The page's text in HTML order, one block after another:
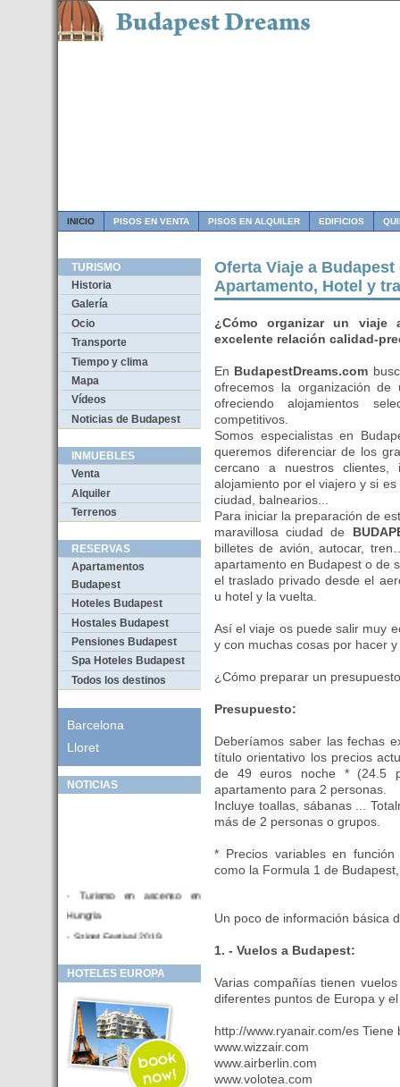
INICIO PISOS EN VENTA PISOS EN ALQUILER EDIFICIOS
TURISMO
Historia
Galería
Ocio
Transporte
Tiempo y clima
Mapa
Vídeos
Noticias de Budapest
INMUEBLES
Venta
Alquiler
Terrenos
RESERVAS
Apartamentos
Budapest
Hoteles Budapest
Hostales Budapest
Pensiones Budapest
Spa Hoteles Budapest
Todos los destinos
Barcelona
Lloret
NOTICIAS
- Turismo en ascenso en
Hungria
- Sziget Festival 2019
Hotel en venta en zona PRIME
- Inversor para hotel
- Hotel en venta Budapest
- Budapest y Cracovia, las
ciudades de moda en 2018
HOTELES EUROPA
Oferta Viaje a
Apartamento, Hotel y
¿Cómo organizar un
excelente relación calidad-
En BudapestDreams.com
ofrecemos la organización
ofreciendo alojamientos
competitivos.
Somos especialistas en
queremos diferenciar de los
cercano a nuestros
alojamiento por el viajero y si
ciudad, balnearios...
Para iniciar la preparación de
maravillosa ciudad de
billetes de avión, autocar,
apartamento en Budapest o de
el traslado privado desde el
u hotel y la vuelta.
Así el viaje os puede salir muy
y con muchas cosas por hacer y
¿Cómo preparar un
Presupuesto:
Deberíamos saber las fechas
título orientativo los precios
de 49 euros noche * (24.5
apartamento para 2 personas.
Incluye toallas, sábanas ...
más de 2 personas o grupos.
* Precios variables en
como la Formula 1 de
Un poco de información básica
1. - Vuelos a Budapest:
Varias compañías tienen
diferentes puntos de Europa y
http://www.ryanair.com/es
www.wizzair.com
www.airberlin.com
www.volotea.com